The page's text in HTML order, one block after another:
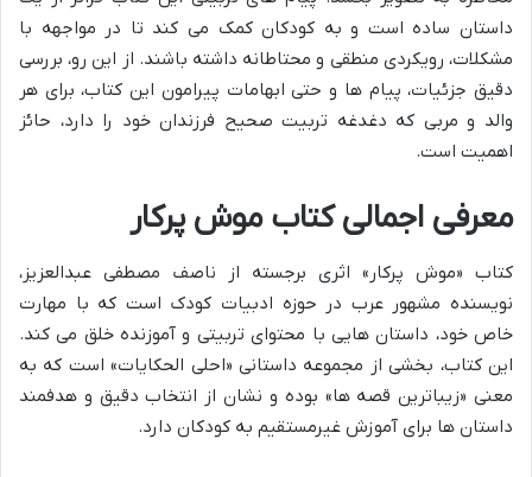
داستان ساده است و به کودکان کمک می کند تا در مواجهه با
مشکلات، رویکردی منطقی و محتاطانه داشته باشند. از این رو، بررسی
دقیق جزئیات، پیام ها و حتی ابهامات پیرامون این کتاب، برای هر
والد و مربی که دغدغه تربیت صحیح فرزندان خود را دارد، حائز
اهمیت است.
معرفی اجمالی کتاب موش پرکار
کتاب «موش پرکار» اثری برجسته از ناصف مصطفی عبدالعزیز،
نویسنده مشهور عرب در حوزه ادبیات کودک است که با مهارت
خاص خود، داستان هایی با محتوای تربیتی و آموزنده خلق می کند.
این کتاب، بخشی از مجموعه داستانی «احلی الحکایات» است که به
معنی «زیباترین قصه ها» بوده و نشان از انتخاب دقیق و هدفمند
داستان ها برای آموزش غیرمستقیم به کودکان دارد.